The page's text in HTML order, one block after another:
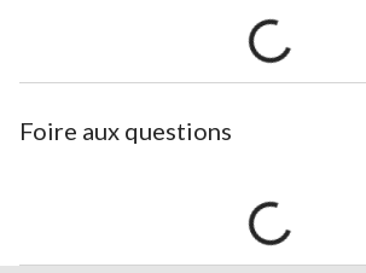
Foire aux questions